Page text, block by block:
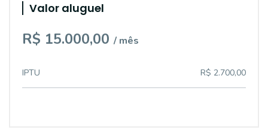
Valor aluguel
R$ 15.000,00 / mês
IPTU R$ 2.700,00